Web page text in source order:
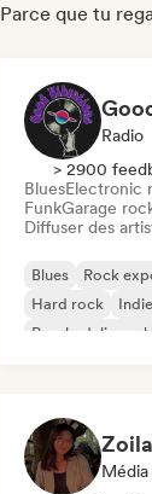
Parce que tu
Radio
> 2900
BluesElectronic
FunkGarage
Diffuser des
Blues Rock
Hard rock
Psychedelic rock